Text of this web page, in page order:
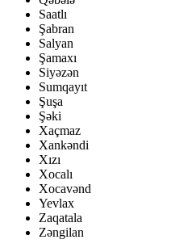
Saatlı
Şabran
Salyan
Şamaxı
Siyəzən
Sumqayıt
Şuşa
Şəki
Xaçmaz
Xankəndi
Xızı
Xocalı
Xocavənd
Yevlax
Zaqatala
Zəngilan